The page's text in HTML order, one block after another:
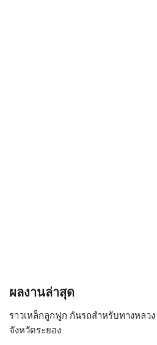
ผลงานล่าสุด
ราวเหล็กลูกฟูก กันรถสําหรับทางหลวง
จังหวัดระยอง